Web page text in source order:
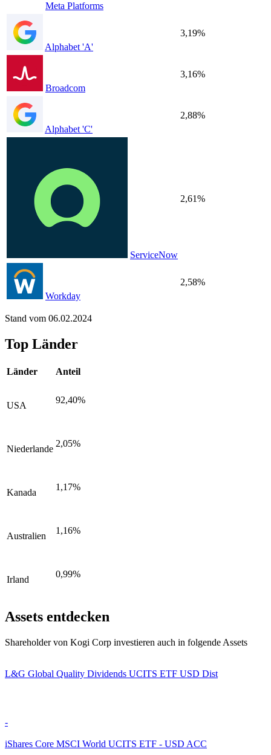
Meta Platforms
Alphabet 'A'
3,19%
Broadcom
3,16%
Alphabet 'C'
2,88%
ServiceNow
2,61%
Workday
2,58%
Stand vom 06.02.2024
Top Länder
Länder Anteil
USA
92,40%
Niederlande
2,05%
Kanada
1,17%
Australien
1,16%
Irland
0,99%
Assets entdecken
Shareholder von Kogi Corp investieren auch in folgende Assets
L&G Global Quality Dividends UCITS ETF USD Dist
-
iShares Core MSCI World UCITS ETF - USD ACC